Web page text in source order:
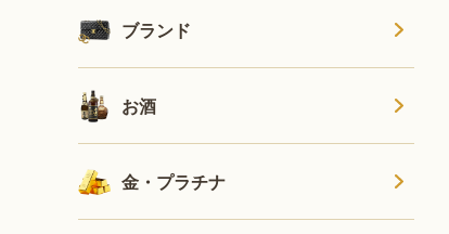
ブランド
お酒
金・プラチナ